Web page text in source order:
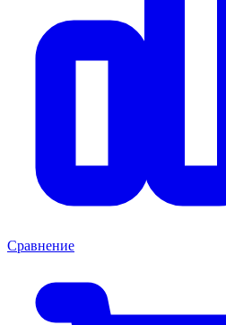
Сравнение